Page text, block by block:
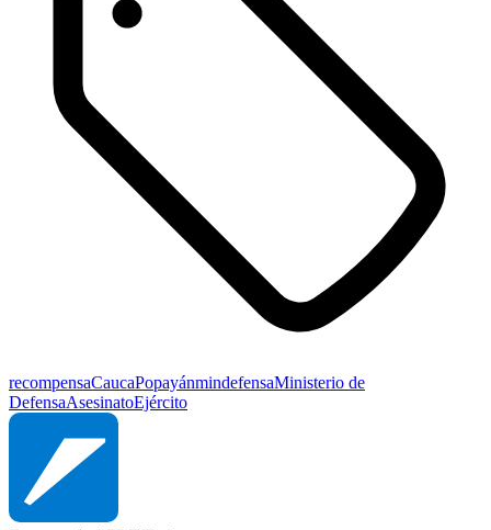
recompensaCaucaPopayánmindefensaMinisterio de
DefensaAsesinatoEjército